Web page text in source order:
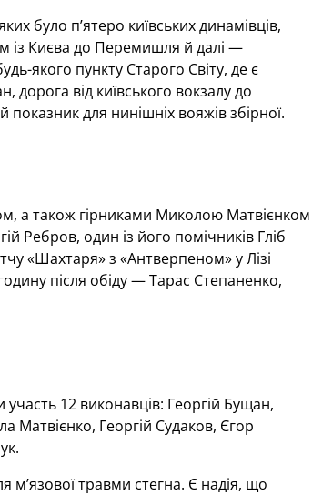
було п’ятеро київських динамівців,
із Києва до Перемишля й далі —
якого пункту Старого Світу, де є
дорога від київського вокзалу до
для нинішніх вояжів збірної.
а також гірниками Миколою Матвієнком
Ребров, один із його помічників Гліб
«Шахтаря» з «Антверпеном» у Лізі
після обіду — Тарас Степаненко,
12 виконавців: Георгій Бущан,
Матвієнко, Георгій Судаков, Єгор
травми стегна. Є надія, що